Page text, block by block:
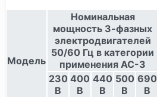
Модель
Номинальная
мощность 3-фазных
электродвигателей
50/60 Гц в категории
применения AC-3
230
В
400
В
440
В
500
В
690
В